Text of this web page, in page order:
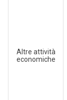
Altre attività
economiche